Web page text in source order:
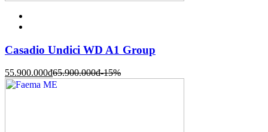
Casadio Undici WD A1 Group
55.900.000đ65.900.000đ-15%